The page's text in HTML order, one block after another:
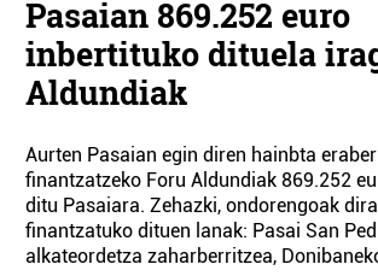
Pasaian 869.252 euro
inbertituko dituela
Aldundiak
Aurten Pasaian egin diren hainbta
finantzatzeko Foru Aldundiak 869.252
ditu Pasaiara. Zehazki, ondorengoak
finantzatuko dituen lanak: Pasai San
alkateordetza zaharberritzea,